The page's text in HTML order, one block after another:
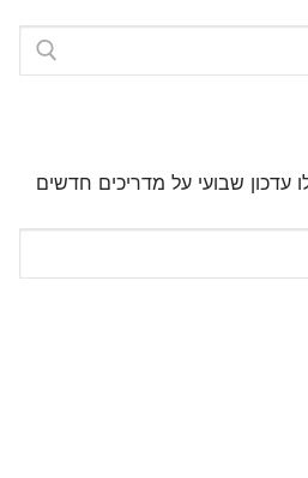
עדכון שבועי על מדריכים חדשים